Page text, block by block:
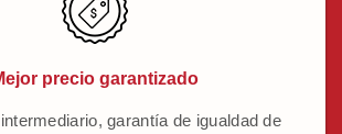
precio garantizado
garantía de igualdad de